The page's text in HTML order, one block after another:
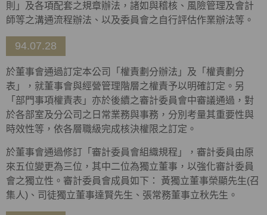
則」及各項配套之規章辦法，諸如與稽核、風險管理及會計
師等之溝通流程辦法、以及委員會之自行評估作業辦法等。
94.07.28
於董事會通過訂定本公司「權責劃分辦法」及「權責劃分
表」，就董事會與經營管理階層之權責予以明確訂定。另
「部門事項權責表」亦於後續之審計委員會中審議通過，對
於各部室及分公司之日常業務與事務，分別考量其重要性與
時效性等，依各層職級完成核決權限之訂定。
於董事會通過修訂「審計委員會組織規程」，審計委員由原
來五位變更為三位，其中二位為獨立董事，以強化審計委員
會之獨立性。審計委員會成員如下： 黃獨立董事榮顯先生(召
集人)、司徒獨立董事達賢先生、張常務董事立秋先生。